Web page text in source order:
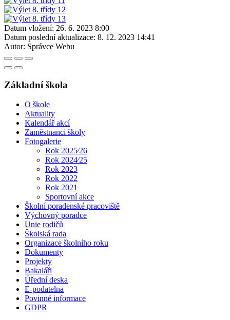
Datum vložení: 26. 6. 2023 8:00
Datum poslední aktualizace: 8. 12. 2023 14:41
Autor: Správce Webu
Základní škola
O škole
Aktuality
Kalendář akcí
Zaměstnanci školy
Fotogalerie
Rok 2025⁄26
Rok 2024⁄25
Rok 2023
Rok 2022
Rok 2021
Sportovní akce
Školní poradenské pracoviště
Výchovný poradce
Unie rodičů
Školská rada
Organizace školního roku
Dokumenty
Projekty
Bakaláři
Úřední deska
E-podatelna
Povinné informace
GDPR